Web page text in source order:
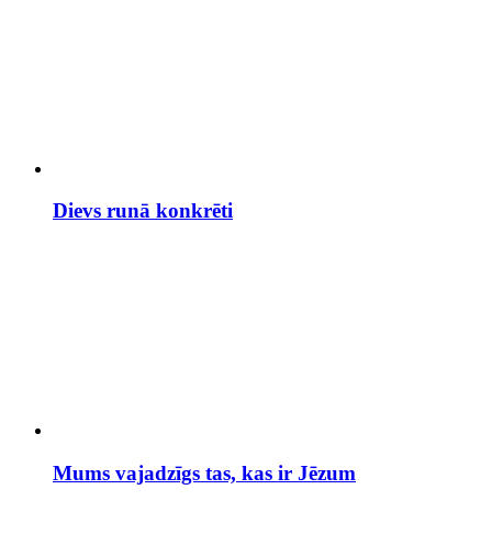
Dievs runā konkrēti
Mums vajadzīgs tas, kas ir Jēzum